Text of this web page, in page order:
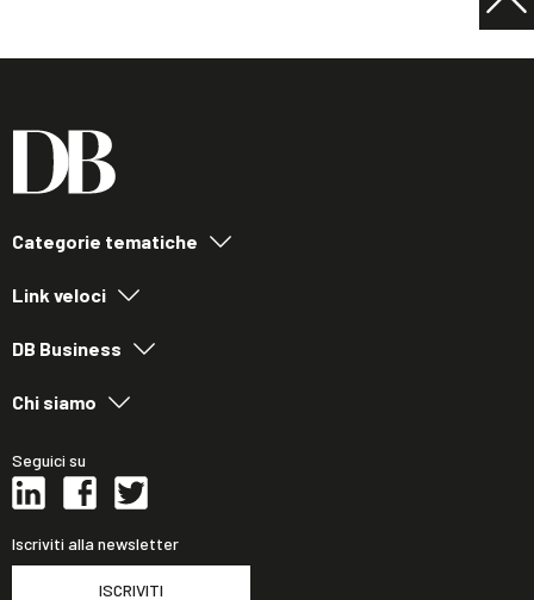
Categorie tematiche
Link veloci
DB Business
Chi siamo
Seguici su
Iscriviti alla newsletter
ISCRIVITI